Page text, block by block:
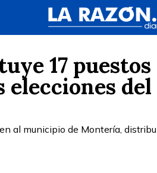
17
del
al municipio de Montería,